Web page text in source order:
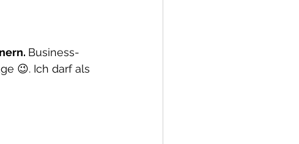
Business-
😉. Ich darf als